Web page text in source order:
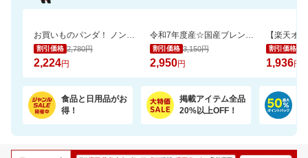
お買いものパンダ！ ノンアルコール 除菌ウェットシート 60枚 24個
割引価格 2,780円
2,224円
令和7年度産☆国産ブレンド米5kgがお買い得！【楽天オリジナル】
割引価格 3,150円
2,950円
割引価格
1,936円
食品と日用品がお
得！
掲載アイテム全品
20%以上OFF！